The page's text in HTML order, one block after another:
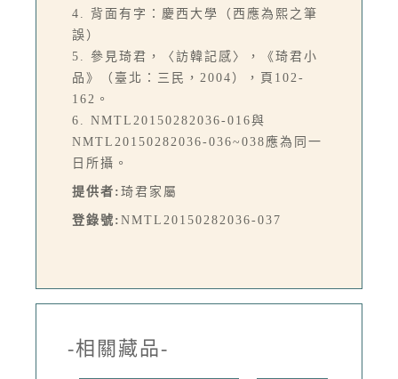
4. 背面有字：慶西大學（西應為熙之筆
誤）
5. 參見琦君，〈訪韓記感〉，《琦君小
品》（臺北：三民，2004），頁102-
162。
6. NMTL20150282036-016與
NMTL20150282036-036~038應為同一
日所攝。
提供者: 琦君家屬
登錄號: NMTL20150282036-037
-相關藏品-